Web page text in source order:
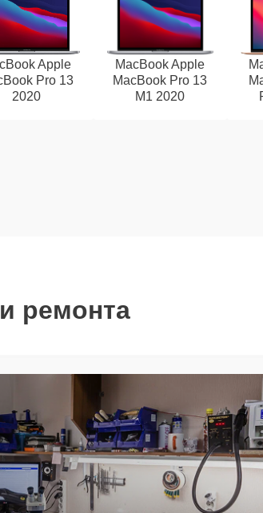
Apple
Pro 13
2020
MacBook Apple
MacBook Pro 13
M1 2020
ремонта